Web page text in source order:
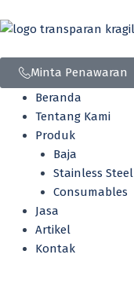
ke
Minta Penawaran
Beranda
Tentang Kami
Produk
Baja
Stainless Steel
Consumables
Jasa
Artikel
Kontak